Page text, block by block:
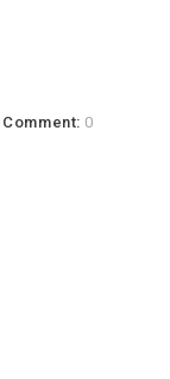
Comment: 0